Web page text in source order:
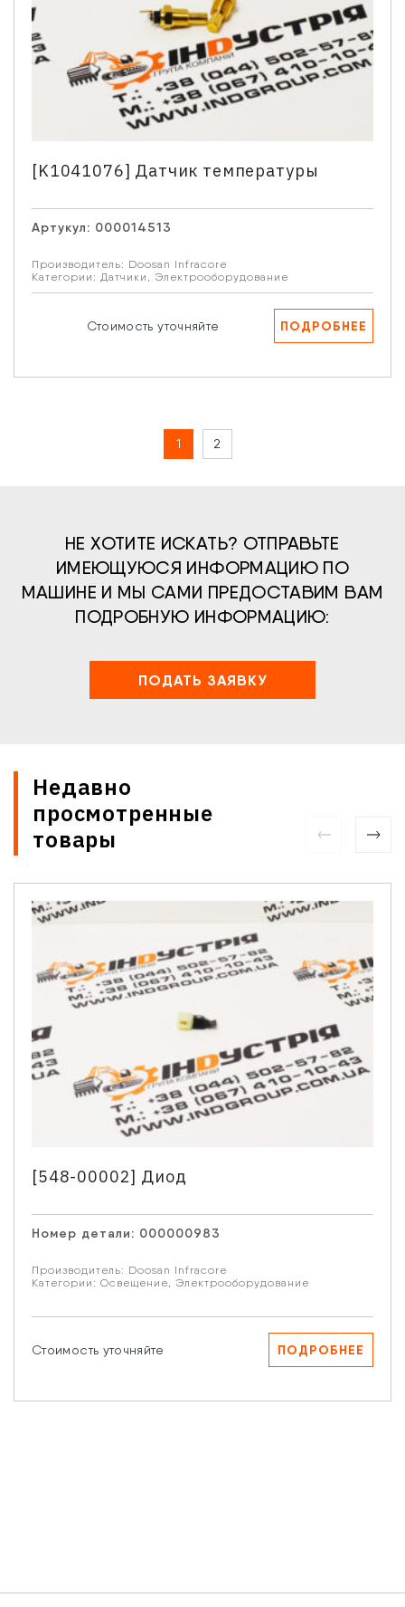
[K1041076] Датчик температуры
Артукул: 000014513
Производитель: Doosan Infracore
Категории: Датчики Электрооборудование
Стоимость уточняйте ПОДРОБНЕЕ
1 2
НЕ ХОТИТЕ ИСКАТЬ? ОТПРАВЬТЕ
ИМЕЮЩУЮСЯ ИНФОРМАЦИЮ ПО
МАШИНЕ И МЫ САМИ ПРЕДОСТАВИМ ВАМ
ПОДРОБНУЮ ИНФОРМАЦИЮ:
ПОДАТЬ ЗАЯВКУ
Недавно
просмотренные
товары
[548-00002] Диод
Номер детали: 000000983
Производитель: Doosan Infracore
Категории: Освещение Электрооборудование
Стоимость уточняйте ПОДРОБНЕЕ